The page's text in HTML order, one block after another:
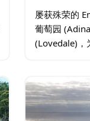
屡获殊荣的
葡萄园
(Lovedale)，